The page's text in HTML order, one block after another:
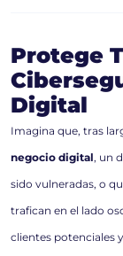
Protege
Digital
Imagina que, tras
negocio digital, un
sido vulneradas, o
trafican en el lado
clientes potenciales